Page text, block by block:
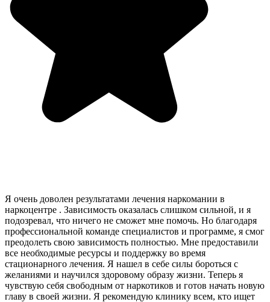
Я очень доволен результатами лечения наркомании в
наркоцентре . Зависимость оказалась слишком сильной, и я
подозревал, что ничего не сможет мне помочь. Но благодаря
профессиональной команде специалистов и программе, я смог
преодолеть свою зависимость полностью. Мне предоставили
все необходимые ресурсы и поддержку во время
стационарного лечения. Я нашел в себе силы бороться с
желаниями и научился здоровому образу жизни. Теперь я
чувствую себя свободным от наркотиков и готов начать новую
главу в своей жизни. Я рекомендую клинику всем, кто ищет